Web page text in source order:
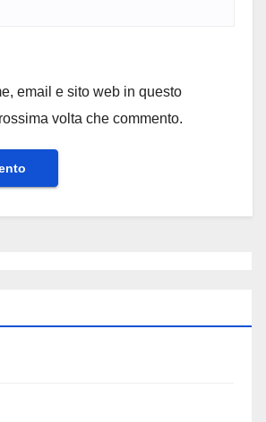
email e sito web in questo
volta che commento.